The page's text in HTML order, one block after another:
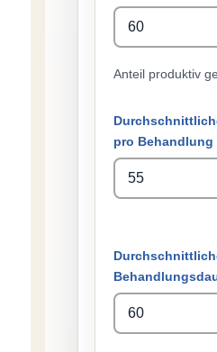
Anteil produktiv
pro Behandlung